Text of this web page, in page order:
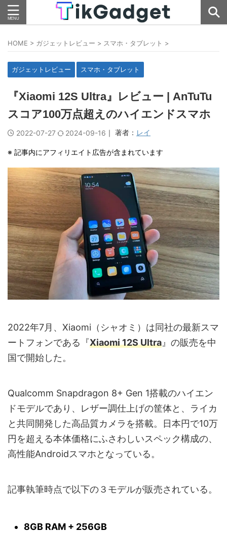
HOME > ガジェットレビュー > スマホ・タブレット >
ガジェットレビュー スマホ・タブレット
『Xiaomi 12S Ultra』レビュー | AnTuTu
スコア100万点超えのハイエンドスマホ
2022-07-27 2024-09-16 ｜ 著者： レイ
※ 記事内にアフィリエイト広告が含まれています
2022年7月、Xiaomi（シャオミ）は同社の最新スマ
ートフォンである『Xiaomi 12S Ultra』の販売を中
国で開始した。
Qualcomm Snapdragon 8+ Gen 1搭載のハイエン
ドモデルであり、レザー調仕上げの筐体と、ライカ
と共同開発した高品質カメラを搭載。日本円で10万
円を超える本体価格にふさわしいスペック構成の、
高性能Androidスマホとなっている。
記事執筆時点で以下の３モデルが販売されている。
8GB RAM + 256GB